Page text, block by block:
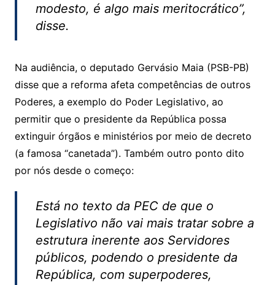
modesto, é algo mais meritocrático”,
disse.
Na audiência, o deputado Gervásio Maia (PSB-PB)
disse que a reforma afeta competências de outros
Poderes, a exemplo do Poder Legislativo, ao
permitir que o presidente da República possa
extinguir órgãos e ministérios por meio de decreto
(a famosa “canetada”). Também outro ponto dito
por nós desde o começo:
Está no texto da PEC de que o
Legislativo não vai mais tratar sobre a
estrutura inerente aos Servidores
públicos, podendo o presidente da
República, com superpoderes,